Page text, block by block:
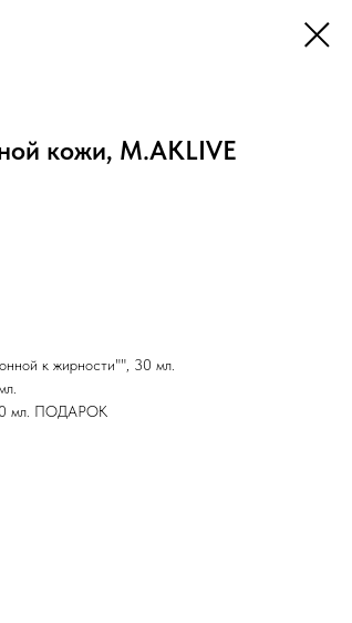
кожи, M.AKLIVE
к жирности"", 30 мл.
мл. ПОДАРОК